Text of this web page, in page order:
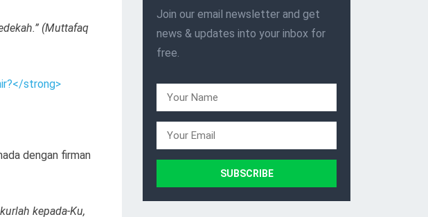
(Muttafaq
strong>
dengan firman
kepada-Ku,
Join our email newsletter and get
news & updates into your inbox for
free.